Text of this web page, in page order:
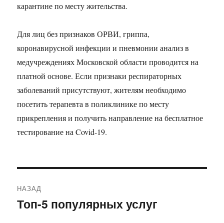
карантине по месту жительства.
Для лиц без признаков ОРВИ, гриппа,
коронавирусной инфекции и пневмонии анализ в
медучреждениях Московской области проводится на
платной основе. Если признаки респираторных
заболеваний присутствуют, жителям необходимо
посетить терапевта в поликлинике по месту
прикрепления и получить направление на бесплатное
тестирование на Covid-19.
по
НАЗАД
Предыдущая
Топ-5 популярных услуг